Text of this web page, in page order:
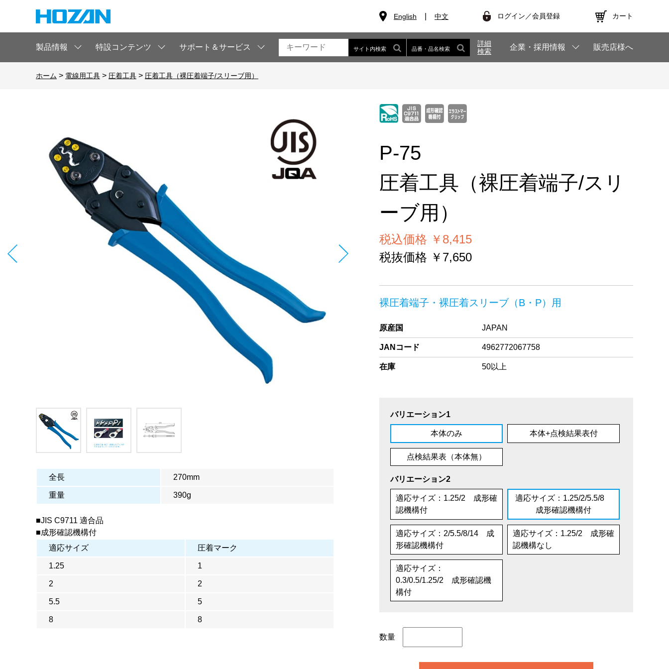
English 中文 ログイン／会員登録 カート
製品情報 特設コンテンツ サポート＆サービス サイト内検索 品番・品名検索
詳細
検索
企業・採用情報 販売店様へ
ホーム > 電線用工具 > 圧着工具 > 圧着工具（裸圧着端子/スリーブ用）
全長 270mm
重量 390g
■JIS C9711 適合品
■成形確認機構付
適応サイズ
圧着マーク
1.25 1
2 2
5.5 5
8 8
P-75
圧着工具（裸圧着端子/スリ
ーブ用）
税込価格 ￥8,415
税抜価格 ￥7,650
裸圧着端子・裸圧着スリーブ（B・P）用
原産国 JAPAN
JANコード 4962772067758
在庫 50以上
バリエーション1
本体のみ 本体+点検結果表付
点検結果表（本体無）
バリエーション2
適応サイズ：1.25/2 成形確
認機構付
適応サイズ：1.25/2/5.5/8
成形確認機構付
適応サイズ：2/5.5/8/14 成
形確認機構付
適応サイズ：1.25/2 成形確
認機構なし
適応サイズ：
0.3/0.5/1.25/2 成形確認機
構付
数量